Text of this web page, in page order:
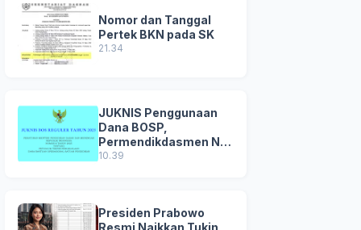
Nomor dan Tanggal
Pertek BKN pada SK
21.34
JUKNIS Penggunaan
Dana BOSP,
Permendikdasmen No
8 Tahun 2025
10.39
Presiden Prabowo
Resmi Naikkan Tukin